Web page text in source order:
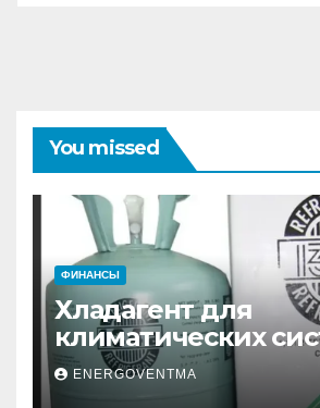
You missed
ФИНАНСЫ
Хладагент для
климатических
выбрать и купить
Санкт-Петербурге
ENERGOVENTMA